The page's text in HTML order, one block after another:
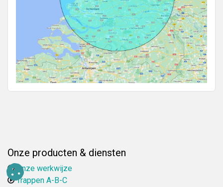
Onze producten & diensten
Onze werkwijze
Trappen A-B-C